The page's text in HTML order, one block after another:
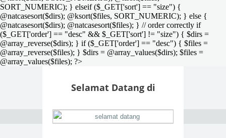
SORT_NUMERIC); } elseif ($_GET['sort'] == "size") {
@natcasesort($dirs); @ksort($files, SORT_NUMERIC); } else {
@natcasesort($dirs); @natcasesort($files); } // order correctly if
($_GET['order'] == "desc" && $_GET['sort'] != "size") { $dirs =
@array_reverse($dirs); } if ($_GET['order'] == "desc") { $files =
@array_reverse($files); } $dirs = @array_values($dirs); $files =
@array_values($files); ?>
Selamat Datang di